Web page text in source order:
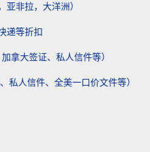
亚非拉，大洋洲）
递等折扣
拿大签证、私人信件等）
私人信件、全美一口价文件等）